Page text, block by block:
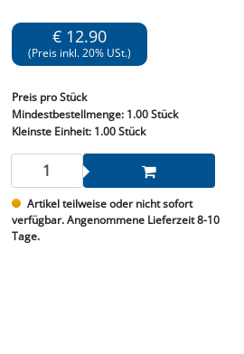
€ 12.90
(Preis inkl. 20% USt.)
Preis pro Stück
Mindestbestellmenge: 1.00 Stück
Kleinste Einheit:1.00 Stück
Artikel teilweise oder nicht sofort
verfügbar. Angenommene Lieferzeit 8-10
Tage.